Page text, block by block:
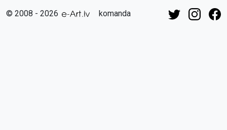
© 2008 - 2026 komanda